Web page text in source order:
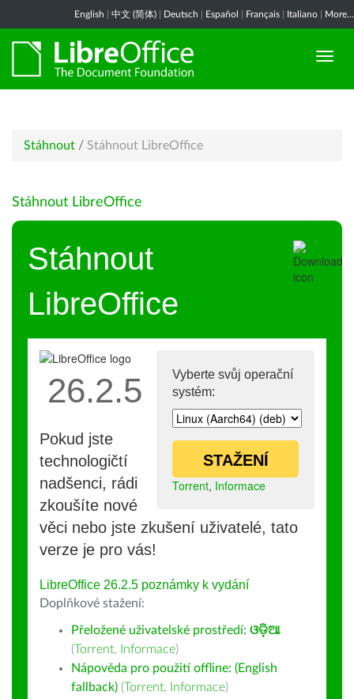
English 中文 (简体) Deutsch Español Français Italiano More...
Stáhnout / Stáhnout LibreOffice
Stáhnout LibreOffice
Stáhnout
LibreOffice
Vyberte svůj operační
systém:
STAŽENÍ
Torrent, Informace
26.2.5
Pokud jste
technologičtí
nadšenci, rádi
zkoušíte nové
věci nebo jste zkušení uživatelé, tato
verze je pro vás!
LibreOffice 26.2.5 poznámky k vydání
Doplňkové stažení:
Přeložené uživatelské prostředí: ଓଡ଼ିଆ
(Torrent, Informace)
Nápověda pro použití offline: (English
fallback) (Torrent, Informace)